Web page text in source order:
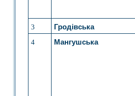
3
Гродівська
4
Мангушська